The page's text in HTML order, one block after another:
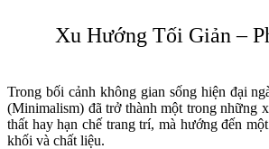
Xu Hướng Tối Giản –
Trong bối cảnh không gian sống hiện đại
(Minimalism) đã trở thành một trong những
thất hay hạn chế trang trí, mà hướng đến
khối và chất liệu.